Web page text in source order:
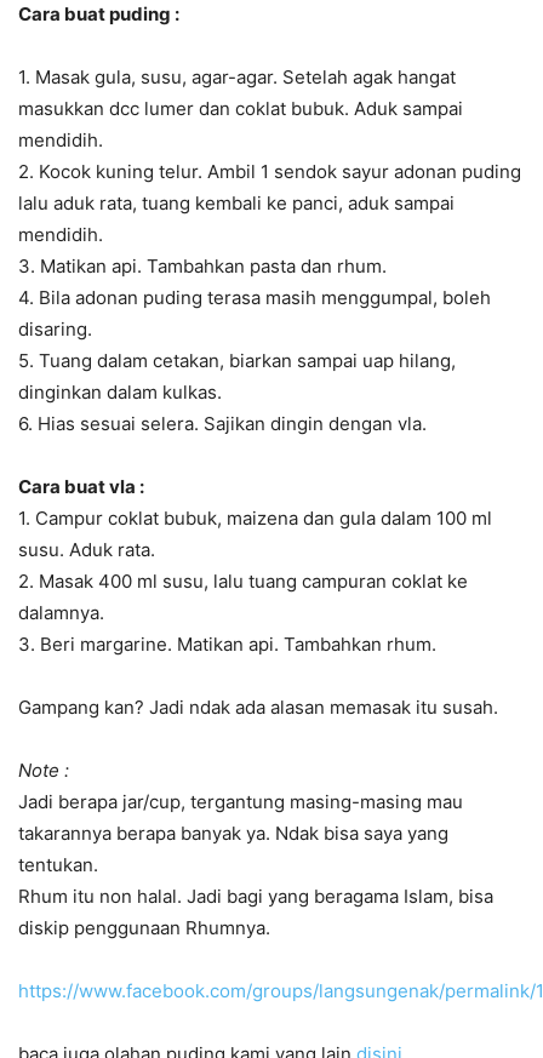
Cara buat puding :
1. Masak gula, susu, agar-agar. Setelah agak hangat
masukkan dcc lumer dan coklat bubuk. Aduk sampai
mendidih.
2. Kocok kuning telur. Ambil 1 sendok sayur adonan puding
lalu aduk rata, tuang kembali ke panci, aduk sampai
mendidih.
3. Matikan api. Tambahkan pasta dan rhum.
4. Bila adonan puding terasa masih menggumpal, boleh
disaring.
5. Tuang dalam cetakan, biarkan sampai uap hilang,
dinginkan dalam kulkas.
6. Hias sesuai selera. Sajikan dingin dengan vla.
Cara buat vla :
1. Campur coklat bubuk, maizena dan gula dalam 100 ml
susu. Aduk rata.
2. Masak 400 ml susu, lalu tuang campuran coklat ke
dalamnya.
3. Beri margarine. Matikan api. Tambahkan rhum.
Gampang kan? Jadi ndak ada alasan memasak itu susah.
Note :
Jadi berapa jar/cup, tergantung masing-masing mau
takarannya berapa banyak ya. Ndak bisa saya yang
tentukan.
Rhum itu non halal. Jadi bagi yang beragama Islam, bisa
diskip penggunaan Rhumnya.
https://www.facebook.com/groups/langsungenak/